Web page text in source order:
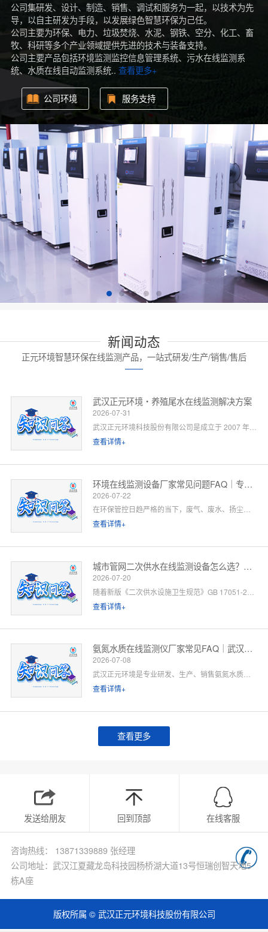
公司集研发、设计、制造、销售、调试和服务为一起，以技术为先
导，以自主研发为手段，以发展绿色智慧环保为己任。
公司主要为环保、电力、垃圾焚烧、水泥、钢铁、空分、化工、畜
牧、科研等多个产业领域提供先进的技术与装备支持。
公司主要产品包括环境监测监控信息管理系统、污水在线监测系
统、水质在线自动监测系统.. 查看更多+
公司环境 服务支持
新闻动态
正元环境智慧环保在线监测产品，一站式研发/生产/销售/售后
武汉正元环境・养殖尾水在线监测解决方案
2026-07-31
查看详情+
环境在线监测设备厂家常见问题FAQ｜专业厂家答疑解惑
2026-07-22
在环保管控日趋严格的当下，废气、废水、扬尘、噪声等环境在线监测设备已成为工矿企业、园区、市政工程必备的合规配套设施。很多客户在选型、合作、安装运维过程中，常会遇到厂家资质、设备精度、数据联网、售后保障等各类问题。 作为专业环境在线监测设备源头厂家，我们深耕环境监测领域多年，拥有自主研发、生产、销售、运维全链条服务能力。下面针对行业高频咨询问题，整理系统化FAQ答疑，一站式解决您的合作与选型顾虑。 一、厂家实力与资质相关问题
查看详情+
城市管网二次供水在线监测设备怎么选？水务单位高频 FAQ
2026-07-20
查看详情+
氨氮水质在线监测仪厂家常见FAQ｜武汉正元环境专业解答
2026-07-08
查看详情+
查看更多
发送给朋友 回到顶部 在线客服
咨询热线： 13871339889 张经理
公司地址：武汉江夏藏龙岛科技园杨桥湖大道13号恒瑞创智天地5
栋A座
版权所属 © 武汉正元环境科技股份有限公司